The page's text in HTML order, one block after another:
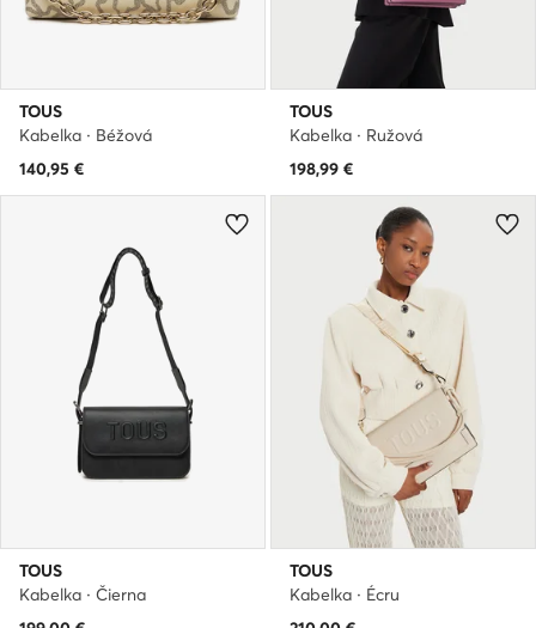
TOUS
Kabelka · Béžová
140,95 €
TOUS
Kabelka · Ružová
198,99 €
TOUS
Kabelka · Čierna
TOUS
Kabelka · Écru